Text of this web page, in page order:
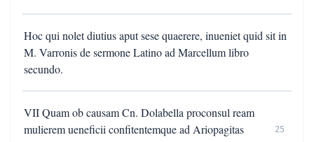
Hoc qui nolet diutius aput sese quaerere, inueniet quid sit in
M. Varronis de sermone Latino ad Marcellum libro
secundo.
VII Quam ob causam Cn. Dolabella proconsul ream
mulierem ueneficii confitentemque ad Ariopagitas
25